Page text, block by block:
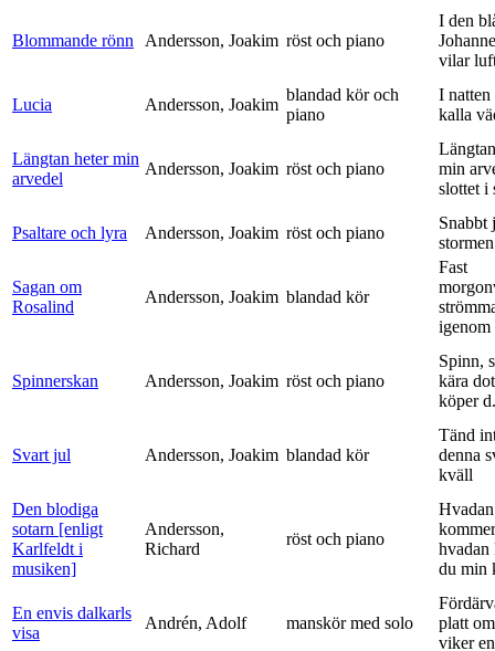
Blommande rönn Andersson, Joakim röst och piano
I den
vilar
Lucia Andersson, Joakim
blandad kör och
piano
I natten
kalla
Längtan heter min
arvedel
Andersson, Joakim röst och piano
min
slottet i
Psaltare och lyra Andersson, Joakim röst och piano
Snabbt
Sagan om
Rosalind
Andersson, Joakim blandad kör
Fast
igenom
Spinnerskan Andersson, Joakim röst och piano
Spinn,
kära
köper
Svart jul Andersson, Joakim blandad kör
Tänd
denna
kväll
Den blodiga
sotarn [enligt
Karlfeldt i
musiken]
Andersson,
Richard
röst och piano
Hvadan
hvadan
du min
En envis dalkarls
visa
Andrén, Adolf manskör med solo
platt
viker